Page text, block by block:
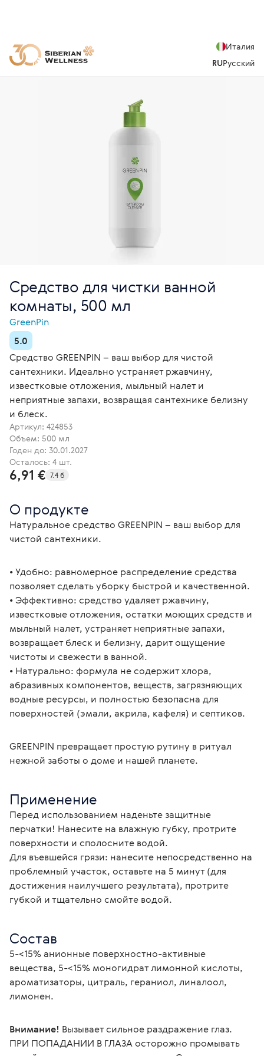
Италия
RUРусский
Средство для чистки ванной
комнаты, 500 мл
GreenPin
5.0
Средство GREENPIN – ваш выбор для чистой
сантехники. Идеально устраняет ржавчину,
известковые отложения, мыльный налет и
неприятные запахи, возвращая сантехнике белизну
и блеск.
Артикул: 424853
Объем: 500 мл
Годен до: 30.01.2027
Осталось: 4 шт.
6,91 € 7.4 б
О продукте
Натуральное средство GREENPIN – ваш выбор для
чистой сантехники.
• Удобно: равномерное распределение средства
позволяет сделать уборку быстрой и качественной.
• Эффективно: средство удаляет ржавчину,
известковые отложения, остатки моющих средств и
мыльный налет, устраняет неприятные запахи,
возвращает блеск и белизну, дарит ощущение
чистоты и свежести в ванной.
• Натурально: формула не содержит хлора,
абразивных компонентов, веществ, загрязняющих
водные ресурсы, и полностью безопасна для
поверхностей (эмали, акрила, кафеля) и септиков.
GREENPIN превращает простую рутину в ритуал
нежной заботы о доме и нашей планете.
Применение
Перед использованием наденьте защитные
перчатки! Нанесите на влажную губку, протрите
поверхности и сполосните водой.
Для въевшейся грязи: нанесите непосредственно на
проблемный участок, оставьте на 5 минут (для
достижения наилучшего результата), протрите
губкой и тщательно смойте водой.
Состав
5-<15% анионные поверхностно-активные
вещества, 5-<15% моногидрат лимонной кислоты,
ароматизаторы, цитраль, гераниол, линалоол,
лимонен.
Внимание! Вызывает сильное раздражение глаз.
ПРИ ПОПАДАНИИ В ГЛАЗА осторожно промывать